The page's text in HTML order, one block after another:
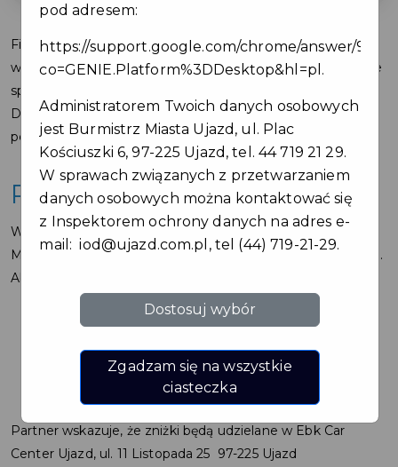
Firma wulkanizacyjna świadcząca usługi w zakresie
wymiany opon, naprawy oraz sprzedaży opon i felg, a także
sprzedaży samochodów.
Dodatkowo firma oferuje pomoc w formie
pełnomocnictwa przy rejestracji pojazdów.
Regulamin i warunki
Warunkiem otrzymania zniżki jest okazanie Karty
Mieszkańca Gminy Ujazd z ważnym Pakietem Mieszkańca.
Aby skorzystać z rabatu:
Poinformuj obsługę o posiadaniu Karty Mieszkańca
Gminy Ujazd przed dokonaniem zakupu.
Twoja Karta zostanie zweryfikowana.
Po pozytywnej weryfikacji Karty Mieszkańca Gminy
Ujazd otrzymasz rabat.
Partner wskazuje, że zniżki będą udzielane w Ebk Car
Center Ujazd, ul. 11 Listopada 25 97-225 Ujazd
pod adresem:
https://support.google.com/chrome/answer/
co=GENIE.Platform%3DDesktop&hl=pl .
Administratorem Twoich danych osobowych
jest Burmistrz Miasta Ujazd, ul. Plac
Kościuszki 6, 97-225 Ujazd, tel. 44 719 21 29.
W sprawach związanych z przetwarzaniem
danych osobowych można kontaktować się
z Inspektorem ochrony danych na adres e-
mail:iod@ujazd.com.pl , tel (44) 719-21-29.
Dostosuj wybór
Zgadzam się na wszystkie
ciasteczka